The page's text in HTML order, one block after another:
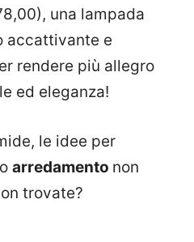
una lampada
accattivante e
rendere più allegro
ed eleganza!
le idee per
arredamento non
trovate?